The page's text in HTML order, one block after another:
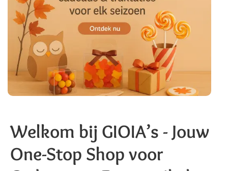
Welkom bij GIOIA’s - Jouw
One-Stop Shop voor